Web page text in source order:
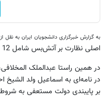
به گزارش خبرگزاری دانشجویان ایران به نقل
اصلی نظارت بر آتش‌بس شامل 12 عضو نظامی از دو طرف خواهد بود.
در همین راستا عبدالملک
در نامه‌ای به اسماعیل ولد
بر پایبندی دولت مستعفی به